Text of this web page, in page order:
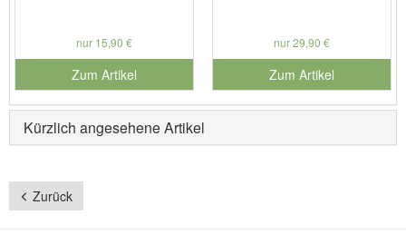
nur 15,90 €
Zum Artikel
nur 29,90 €
Zum Artikel
Kürzlich angesehene Artikel
Zurück